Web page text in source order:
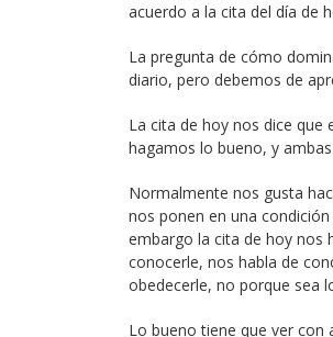
acuerdo a la cita del día de
La pregunta de cómo
diario, pero debemos de
La cita de hoy nos dice que
hagamos lo bueno, y
Normalmente nos gusta
nos ponen en una
embargo la cita de hoy nos
conocerle, nos habla de
obedecerle, no porque sea
Lo bueno tiene que ver con